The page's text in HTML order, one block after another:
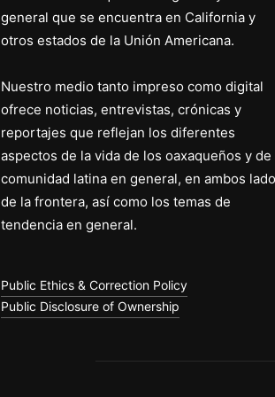
general que se encuentra en California y
otros estados de la Unión Americana.
Nuestro medio tanto impreso como digital
ofrece noticias, entrevistas, crónicas y
reportajes que reflejan los diferentes
aspectos de la vida de los oaxaqueños y de
comunidad latina en general, en ambos
de la frontera, así como los temas de
tendencia en general.
Public Ethics & Correction Policy
Public Disclosure of Ownership